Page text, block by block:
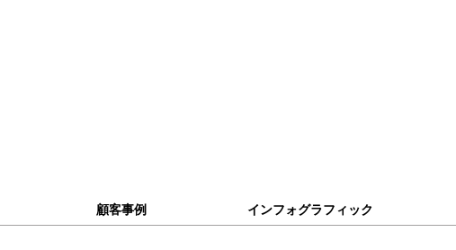
顧客事例 インフォグラフィック